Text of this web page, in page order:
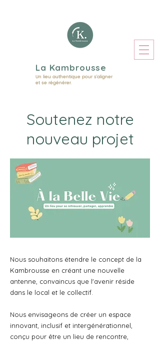
La Kambrousse
Un lieu authentique pour s'aligner
et se régénérer.
Soutenez notre
nouveau projet
Nous souhaitons étendre le concept de la
Kambrousse en créant une nouvelle
antenne, convaincus que l'avenir réside
dans le local et le collectif.
Nous envisageons de créer un espace
innovant, inclusif et intergénérationnel,
conçu pour être un lieu de rencontre,